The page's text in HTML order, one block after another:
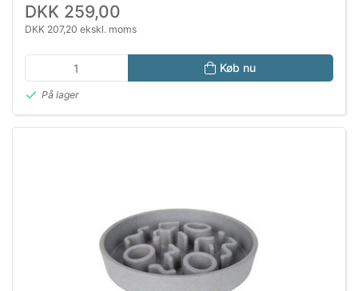
DKK 259,00
DKK 207,20 ekskl. moms
Køb nu
På lager